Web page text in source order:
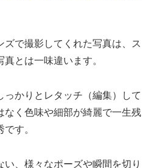
で撮影してくれた写真は、ス
とは一味違います。
かりとレタッチ（編集）して
なく色味や細部が綺麗で一生残
す。
い、様々なポーズや瞬間を切り